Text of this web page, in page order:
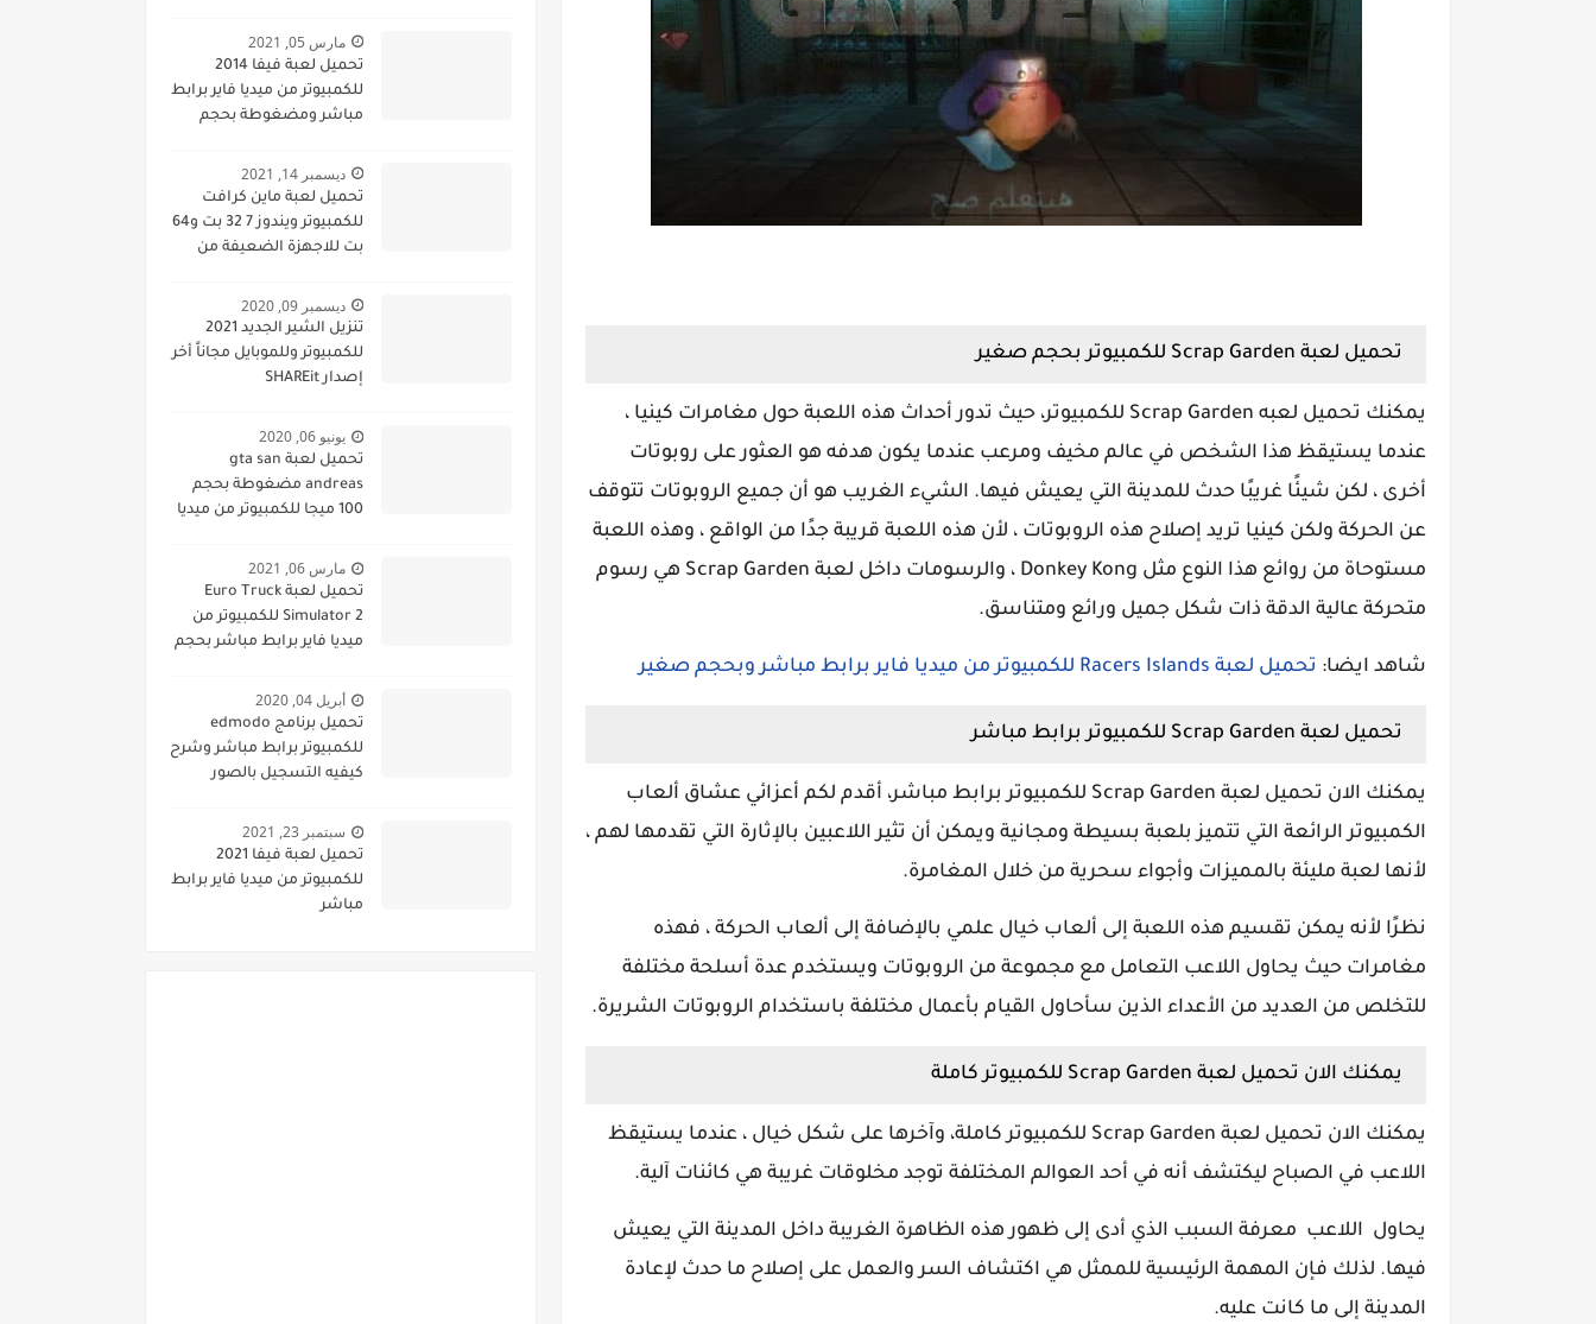
تحميل لعبة Scrap Garden للكمبيوتر بحجم صغير
يمكنك تحميل لعبه Scrap Garden للكمبيوتر، حيث تدور أحداث هذه اللعبة حول مغامرات كينيا ،
عندما يستيقظ هذا الشخص في عالم مخيف ومرعب عندما يكون هدفه هو العثور على روبوتات
أخرى ، لكن شيئًا غريبًا حدث للمدينة التي يعيش فيها. الشيء الغريب هو أن جميع الروبوتات تتوقف
عن الحركة ولكن كينيا تريد إصلاح هذه الروبوتات ، لأن هذه اللعبة قريبة جدًا من الواقع ، وهذه اللعبة
مستوحاة من روائع هذا النوع مثل Donkey Kong ، والرسومات داخل لعبة Scrap Garden هي رسوم
متحركة عالية الدقة ذات شكل جميل ورائع ومتناسق.
شاهد ايضا: تحميل لعبة Racers Islands للكمبيوتر من ميديا فاير برابط مباشر وبحجم صغير
تحميل لعبة Scrap Garden للكمبيوتر برابط مباشر
يمكنك الان تحميل لعبة Scrap Garden للكمبيوتر برابط مباشر، أقدم لكم أعزائي عشاق ألعاب
الكمبيوتر الرائعة التي تتميز بلعبة بسيطة ومجانية ويمكن أن تثير اللاعبين بالإثارة التي تقدمها لهم ،
لأنها لعبة مليئة بالمميزات وأجواء سحرية من خلال المغامرة.
نظرًا لأنه يمكن تقسيم هذه اللعبة إلى ألعاب خيال علمي بالإضافة إلى ألعاب الحركة ، فهذه
مغامرات حيث يحاول اللاعب التعامل مع مجموعة من الروبوتات ويستخدم عدة أسلحة مختلفة
للتخلص من العديد من الأعداء الذين سأحاول القيام بأعمال مختلفة باستخدام الروبوتات الشريرة.
يمكنك الان تحميل لعبة Scrap Garden للكمبيوتر كاملة
يمكنك الان تحميل لعبة Scrap Garden للكمبيوتر كاملة، وآخرها على شكل خيال ، عندما يستيقظ
اللاعب في الصباح ليكتشف أنه في أحد العوالم المختلفة توجد مخلوقات غريبة هي كائنات آلية.
يحاول اللاعب معرفة السبب الذي أدى إلى ظهور هذه الظاهرة الغريبة داخل المدينة التي يعيش
فيها. لذلك فإن المهمة الرئيسية للممثل هي اكتشاف السر والعمل على إصلاح ما حدث لإعادة
المدينة إلى ما كانت عليه.
مارس 05, 2021
تحميل لعبة فيفا 2014
للكمبيوتر من ميديا فاير برابط
مباشر ومضغوطة بحجم
ديسمبر 14, 2021
تحميل لعبة ماين كرافت
للكمبيوتر ويندوز 7 32 بت و64
بت للاجهزة الضعيفة من
ديسمبر 09, 2020
تنزيل الشير الجديد 2021
للكمبيوتر وللموبايل مجاناً أخر
إصدار SHAREit
يونيو 06, 2020
تحميل لعبة gta san
andreas مضغوطة بحجم
100 ميجا للكمبيوتر من ميديا
san andreas pc
مارس 06, 2021
تحميل لعبة Euro Truck
Simulator 2 للكمبيوتر من
ميديا فاير برابط مباشر بحجم
أبريل 04, 2020
تحميل برنامج edmodo
للكمبيوتر برابط مباشر وشرح
كيفيه التسجيل بالصور
سبتمبر 23, 2021
تحميل لعبة فيفا 2021
للكمبيوتر من ميديا فاير برابط
مباشر